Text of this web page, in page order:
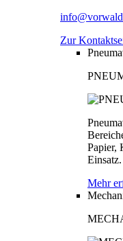
Zur
Papier,
Einsatz.
Mehr